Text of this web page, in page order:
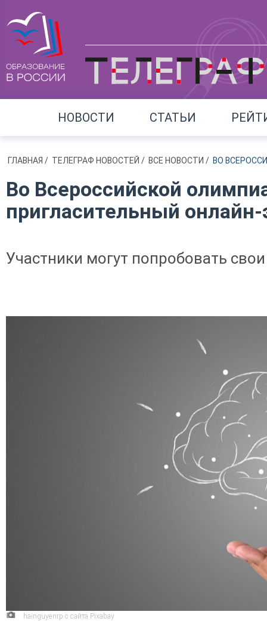
НОВОСТИ СТАТЬИ
ГЛАВНАЯ / ТЕЛЕГРАФ НОВОСТЕЙ / ВСЕ НОВОСТИ / ВО
Во Всероссийской
пригласительный онлайн-
Участники могут попробовать
hainguyenrp с сайта Pixabay